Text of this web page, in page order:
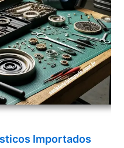
Importados